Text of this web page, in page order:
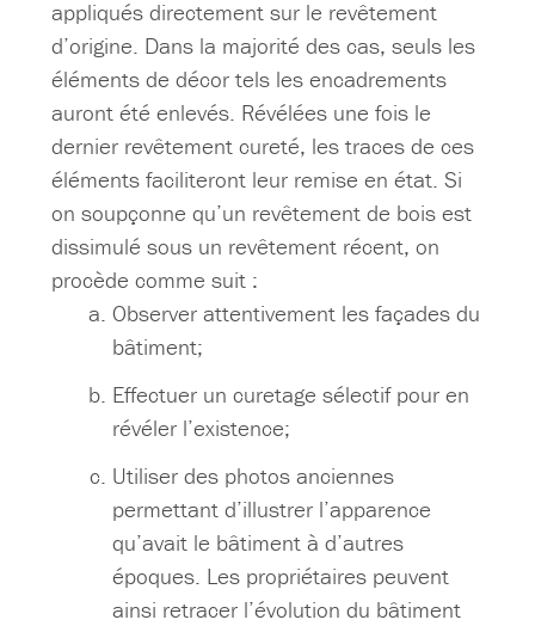
appliqués directement sur le revêtement
d’origine. Dans la majorité des cas, seuls les
éléments de décor tels les encadrements
auront été enlevés. Révélées une fois le
dernier revêtement cureté, les traces de ces
éléments faciliteront leur remise en état. Si
on soupçonne qu’un revêtement de bois est
dissimulé sous un revêtement récent, on
procède comme suit :
Observer attentivement les façades du
bâtiment;
Effectuer un curetage sélectif pour en
révéler l’existence;
Utiliser des photos anciennes
permettant d’illustrer l’apparence
qu’avait le bâtiment à d’autres
époques. Les propriétaires peuvent
ainsi retracer l’évolution du bâtiment